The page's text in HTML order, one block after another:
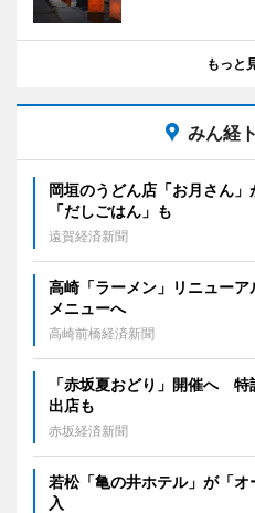
もっと
みん経
岡垣のうどん店「お月さん
「だしごはん」も
遠賀経済新聞
高崎「ラーメン」リニュー
メニューへ
高崎前橋経済新聞
「赤坂夏おどり」開催へ
出店も
赤坂経済新聞
若松「亀の井ホテル」が「
入